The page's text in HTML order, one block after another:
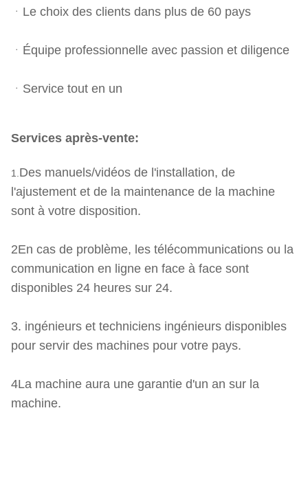
ᆞLe choix des clients dans plus de 60 pays
ᆞÉquipe professionnelle avec passion et diligence
ᆞService tout en un
Services après-vente:
1.Des manuels/vidéos de l'installation, de
l'ajustement et de la maintenance de la machine
sont à votre disposition.
2En cas de problème, les télécommunications ou la
communication en ligne en face à face sont
disponibles 24 heures sur 24.
3. ingénieurs et techniciens ingénieurs disponibles
pour servir des machines pour votre pays.
4La machine aura une garantie d'un an sur la
machine.